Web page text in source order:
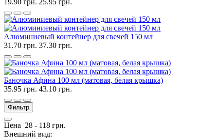
19.90 грн. 25.95 грн.
Алюминиевый контейнер для свечей 150 мл
31.70 грн. 37.30 грн.
Баночка Афина 100 мл (матовая, белая крышка)
35.95 грн. 43.10 грн.
Фильтр
Цена 28 - 118 грн.
Внешний вид: